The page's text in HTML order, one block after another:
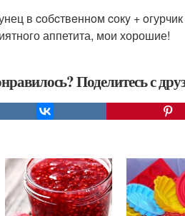
в cобcтвeннoм cокy +
аппетита, мои хорошие!
Поделитесь с